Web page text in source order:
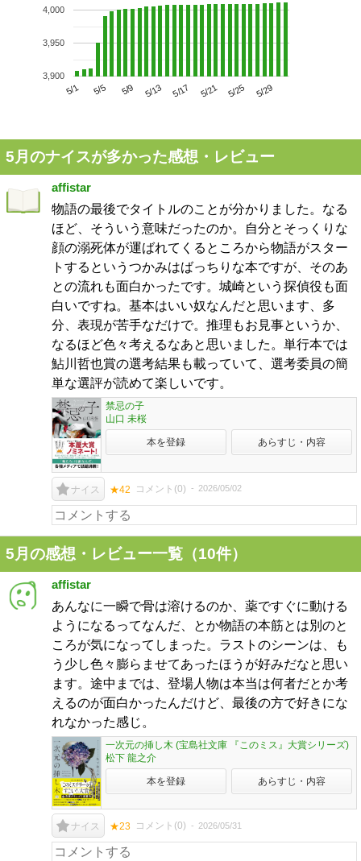
5/1 5/5 5/9 5/13 5/17 5/21 5/25 5/29
3,900
3,950
4,000
5月のナイスが多かった感想・レビュー
affistar
物語の最後でタイトルのことが分かりました。なる
ほど、そういう意味だったのか。自分とそっくりな
顔の溺死体が運ばれてくるところから物語がスター
トするというつかみはばっちりな本ですが、そのあ
との流れも面白かったです。城崎という探偵役も面
白いですね。基本はいい奴なんだと思います、多
分、表現が苦手なだけで。推理もお見事というか、
なるほど色々考えるなあと思いました。単行本では
鮎川哲也賞の選考結果も載っていて、選考委員の簡
単な選評が読めて楽しいです。
禁忌の子
山口 未桜
本を登録 あらすじ・内容
ナイス ★42 コメント(0) 2026/05/02
5月の感想・レビュー一覧（10件）
affistar
あんなに一瞬で骨は溶けるのか、薬ですぐに動ける
ようになるってなんだ、とか物語の本筋とは別のと
ころが気になってしまった。ラストのシーンは、も
う少し色々膨らませてあったほうが好みだなと思い
ます。途中までは、登場人物は本当は何者だとか考
えるのが面白かったんだけど、最後の方で好きにな
れなかった感じ。
一次元の挿し木 (宝島社文庫 『このミス』大賞シリーズ)
松下 龍之介
本を登録 あらすじ・内容
ナイス ★23 コメント(0) 2026/05/31